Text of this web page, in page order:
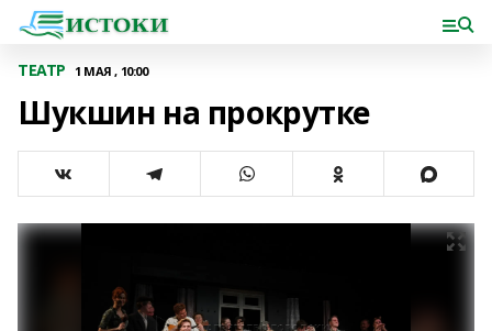
ТЕАТР 1 МАЯ , 10:00
Шукшин на прокрутке